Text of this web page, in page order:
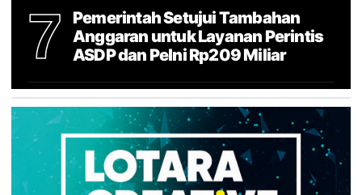
7
Pemerintah Setujui Tambahan
Anggaran untuk Layanan Perintis
ASDP dan Pelni Rp209 Miliar